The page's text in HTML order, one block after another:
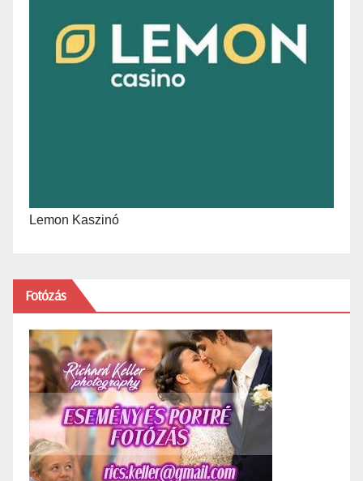
Lemon Kaszinó
Fotózás